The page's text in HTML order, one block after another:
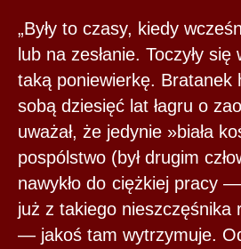
„Były to czasy, kiedy
lub na zesłanie. Toczyły
taką poniewierkę. Bratanek
sobą dziesięć lat łagru o
uważał, że jedynie »biała
pospólstwo (był drugim
nawykło do ciężkiej pracy
już z takiego
— jakoś tam wytrzymuje.